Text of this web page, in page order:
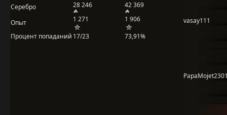
Серебро
28 246 42 369
Опыт 1 271
1 906
Процент попаданий 17/23 73,91%
vasay111